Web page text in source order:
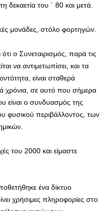
δεκαετία του ΄ 80 και μετά.
μονάδες, στόλο φορτηγών.
ο Συνεταιρισμός, παρά τις
να αντιμετωπίσει, και τα
είναι σταθερά
χρόνια, σε αυτό που σήμερα
είναι ο συνδυασμός της
φυσικού περιβάλλοντος, των
του 2000 και είμαστε
ένα δίκτυο
χρήσιμες πληροφορίες στο